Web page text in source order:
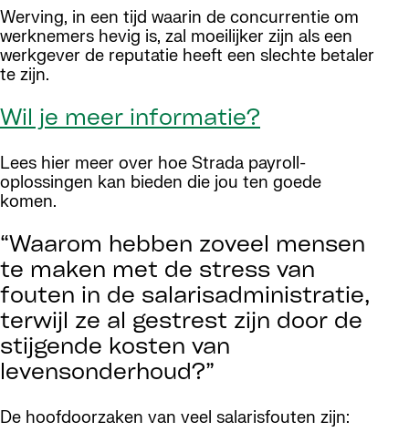
Werving, in een tijd waarin de concurrentie om
werknemers hevig is, zal moeilijker zijn als een
werkgever de reputatie heeft een slechte betaler
te zijn.
Wil je meer informatie?
Lees hier meer over hoe Strada payroll-
oplossingen kan bieden die jou ten goede
komen.
“Waarom hebben zoveel mensen
te maken met de stress van
fouten in de salarisadministratie,
terwijl ze al gestrest zijn door de
stijgende kosten van
levensonderhoud?”
De hoofdoorzaken van veel salarisfouten zijn: